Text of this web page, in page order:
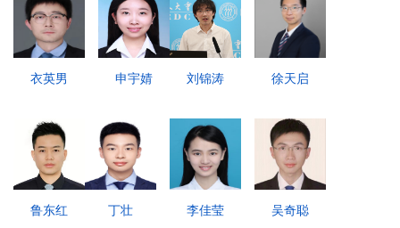
衣英男 申宇婧 刘锦涛 徐天启
鲁东红 丁壮 李佳莹 吴奇聪